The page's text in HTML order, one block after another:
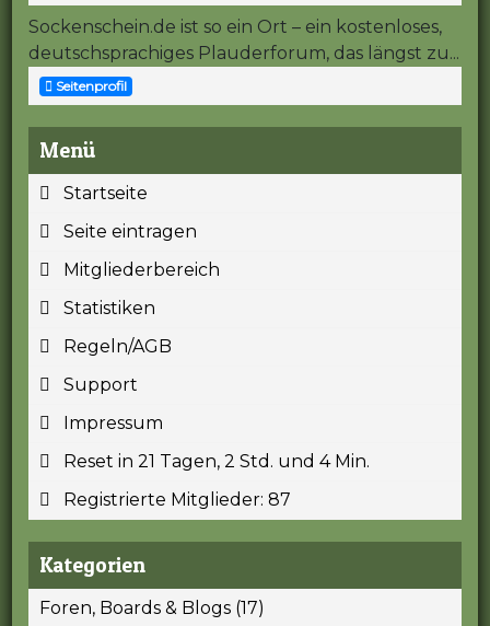
Sockenschein.de ist so ein Ort – ein kostenloses,
deutschsprachiges Plauderforum, das längst zu...
Seitenprofil
Menü
Startseite
Seite eintragen
Mitgliederbereich
Statistiken
Regeln/AGB
Support
Impressum
Reset in 21 Tagen, 2 Std. und 4 Min.
Registrierte Mitglieder: 87
Kategorien
Foren, Boards & Blogs (17)